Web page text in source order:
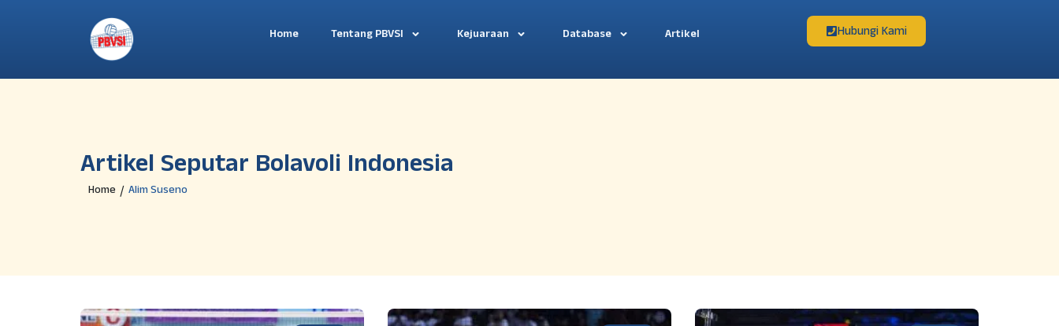
Home Tentang PBVSI Kejuaraan Database Artikel Hubungi Kami
Artikel Seputar Bolavoli Indonesia
Home / Alim Suseno